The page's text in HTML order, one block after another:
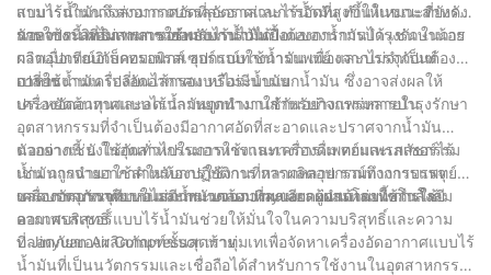
แบบไร้น้ำมันจึงสามารถบรรลุอัตราส่วนการอัดที่สูงขึ้นในขณะที่ยังคง
รักษาประสิทธิภาพการใช้พลังงานไว้ได้
สามารถในการส่งอากาศอัดที่สะอาดและไร้น้ำมัน ทำให้เหมาะสำหรับ
การใช้งานที่ไม่สามารถยอมรับการปนเปื้อนของน้ำมันได้ เช่น ในการ
ผลิตอุปกรณ์อิเล็กทรอนิกส์ อุปกรณ์ทางการแพทย์ และบรรจุภัณฑ์
อาหาร
นอกจากนี้ คอมเพรสเซอร์แบบไร้น้ำมันยังต้องการการบำรุงรักษาน้อย
กว่าเมื่อเทียบกับคอมเพรสเซอร์แบบใช้น้ำมัน เนื่องจากไม่จำเป็นต้อง
เปลี่ยนน้ำมัน เปลี่ยนไส้กรอง หรือระบบแยกน้ำมัน ซึ่งอาจส่งผลให้
ประหยัดต้นทุนและลดเวลาหยุดทำงานสำหรับกิจกรรมการบำรุงรักษา
การใช้งานเครื่องอัดอากาศแบบไม่มีน้ำมัน
เครื่องอัดอากาศแบบไร้น้ำมันถูกนำมาใช้กันอย่างแพร่หลายใน
อุตสาหกรรมที่จำเป็นต้องมีอากาศอัดที่สะอาดและปราศจากน้ำมัน
ตัวอย่างเช่น ในอุตสาหกรรมอาหารและเครื่องดื่ม คอมเพรสเซอร์ไร้
น้ำมันถูกนำมาใช้สำหรับการใช้งานที่หลากหลาย รวมถึงการบรรจุ
ขวด การบรรจุหีบห่อ และกระบวนการผสมและผสมโดยใช้กำลังลม
นอกจากนี้ ยังใช้กันทั่วไปในการใช้งานทางการแพทย์และเภสัชกรรม
เช่น การจ่ายอากาศในห้องปฏิบัติการ การผลิตอุปกรณ์ทางการแพทย์
และบรรจุภัณฑ์ยา ในสภาพแวดล้อมที่ละเอียดอ่อนเหล่านี้ การใช้
คอมเพรสเซอร์แบบไร้น้ำมันช่วยให้มั่นใจในความบริสุทธิ์และความ
ปลอดภัยของผลิตภัณฑ์ขั้นสุดท้าย
เครื่องอัดอากาศแบบไม่มีน้ำมันของ Jinyuan: ผู้นำด้านเทคโนโลยี
อากาศบริสุทธิ์
ที่ Jinyuan Air Compressor เราทุ่มเทเพื่อจัดหาเครื่องอัดอากาศแบบไร้
น้ำมันที่เป็นนวัตกรรมและเชื่อถือได้สำหรับการใช้งานในอุตสาหกรรม